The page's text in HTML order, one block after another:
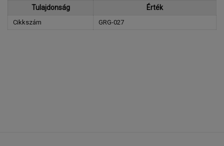
Tulajdonság Érték
Cikkszám GRG-027